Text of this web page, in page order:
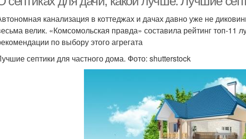
канализация в коттеджах и дачах давно уже не
велик. «Комсомольская правда» составила рейтинг топ-11
по выбору этого агрегата
септики для частного дома. Фото: shutterstock